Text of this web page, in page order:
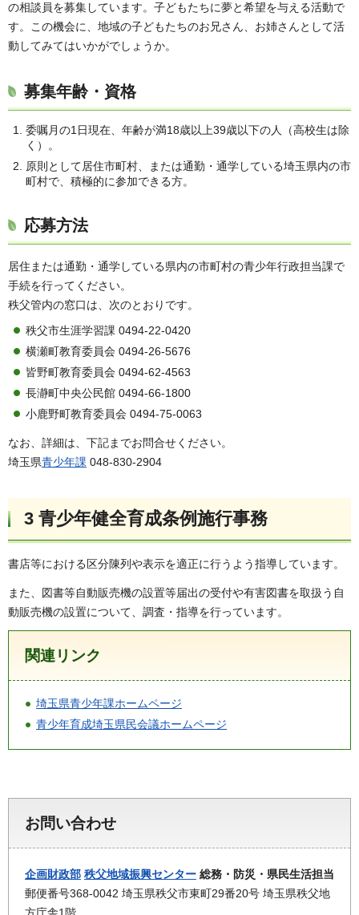
の相談員を募集しています。子どもたちに夢と希望を与える活動で
す。この機会に、地域の子どもたちのお兄さん、お姉さんとして活
動してみてはいかがでしょうか。
募集年齢・資格
委嘱月の1日現在、年齢が満18歳以上39歳以下の人（高校生は除
く）。
原則として居住市町村、または通勤・通学している埼玉県内の市
町村で、積極的に参加できる方。
応募方法
居住または通勤・通学している県内の市町村の青少年行政担当課で
手続を行ってください。
秩父管内の窓口は、次のとおりです。
秩父市生涯学習課 0494-22-0420
横瀬町教育委員会 0494-26-5676
皆野町教育委員会 0494-62-4563
長瀞町中央公民館 0494-66-1800
小鹿野町教育委員会 0494-75-0063
なお、詳細は、下記までお問合せください。
埼玉県青少年課 048-830-2904
3 青少年健全育成条例施行事務
書店等における区分陳列や表示を適正に行うよう指導しています。
また、図書等自動販売機の設置等届出の受付や有害図書を取扱う自
動販売機の設置について、調査・指導を行っています。
関連リンク
埼玉県青少年課ホームページ
青少年育成埼玉県民会議ホームページ
お問い合わせ
企画財政部 秩父地域振興センター 総務・防災・県民生活担当
郵便番号368-0042 埼玉県秩父市東町29番20号 埼玉県秩父地